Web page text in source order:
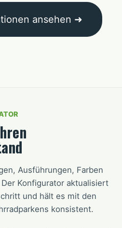
ansehen ➜
Ausführungen, Farben
Konfigurator aktualisiert
und hält es mit den
konsistent.